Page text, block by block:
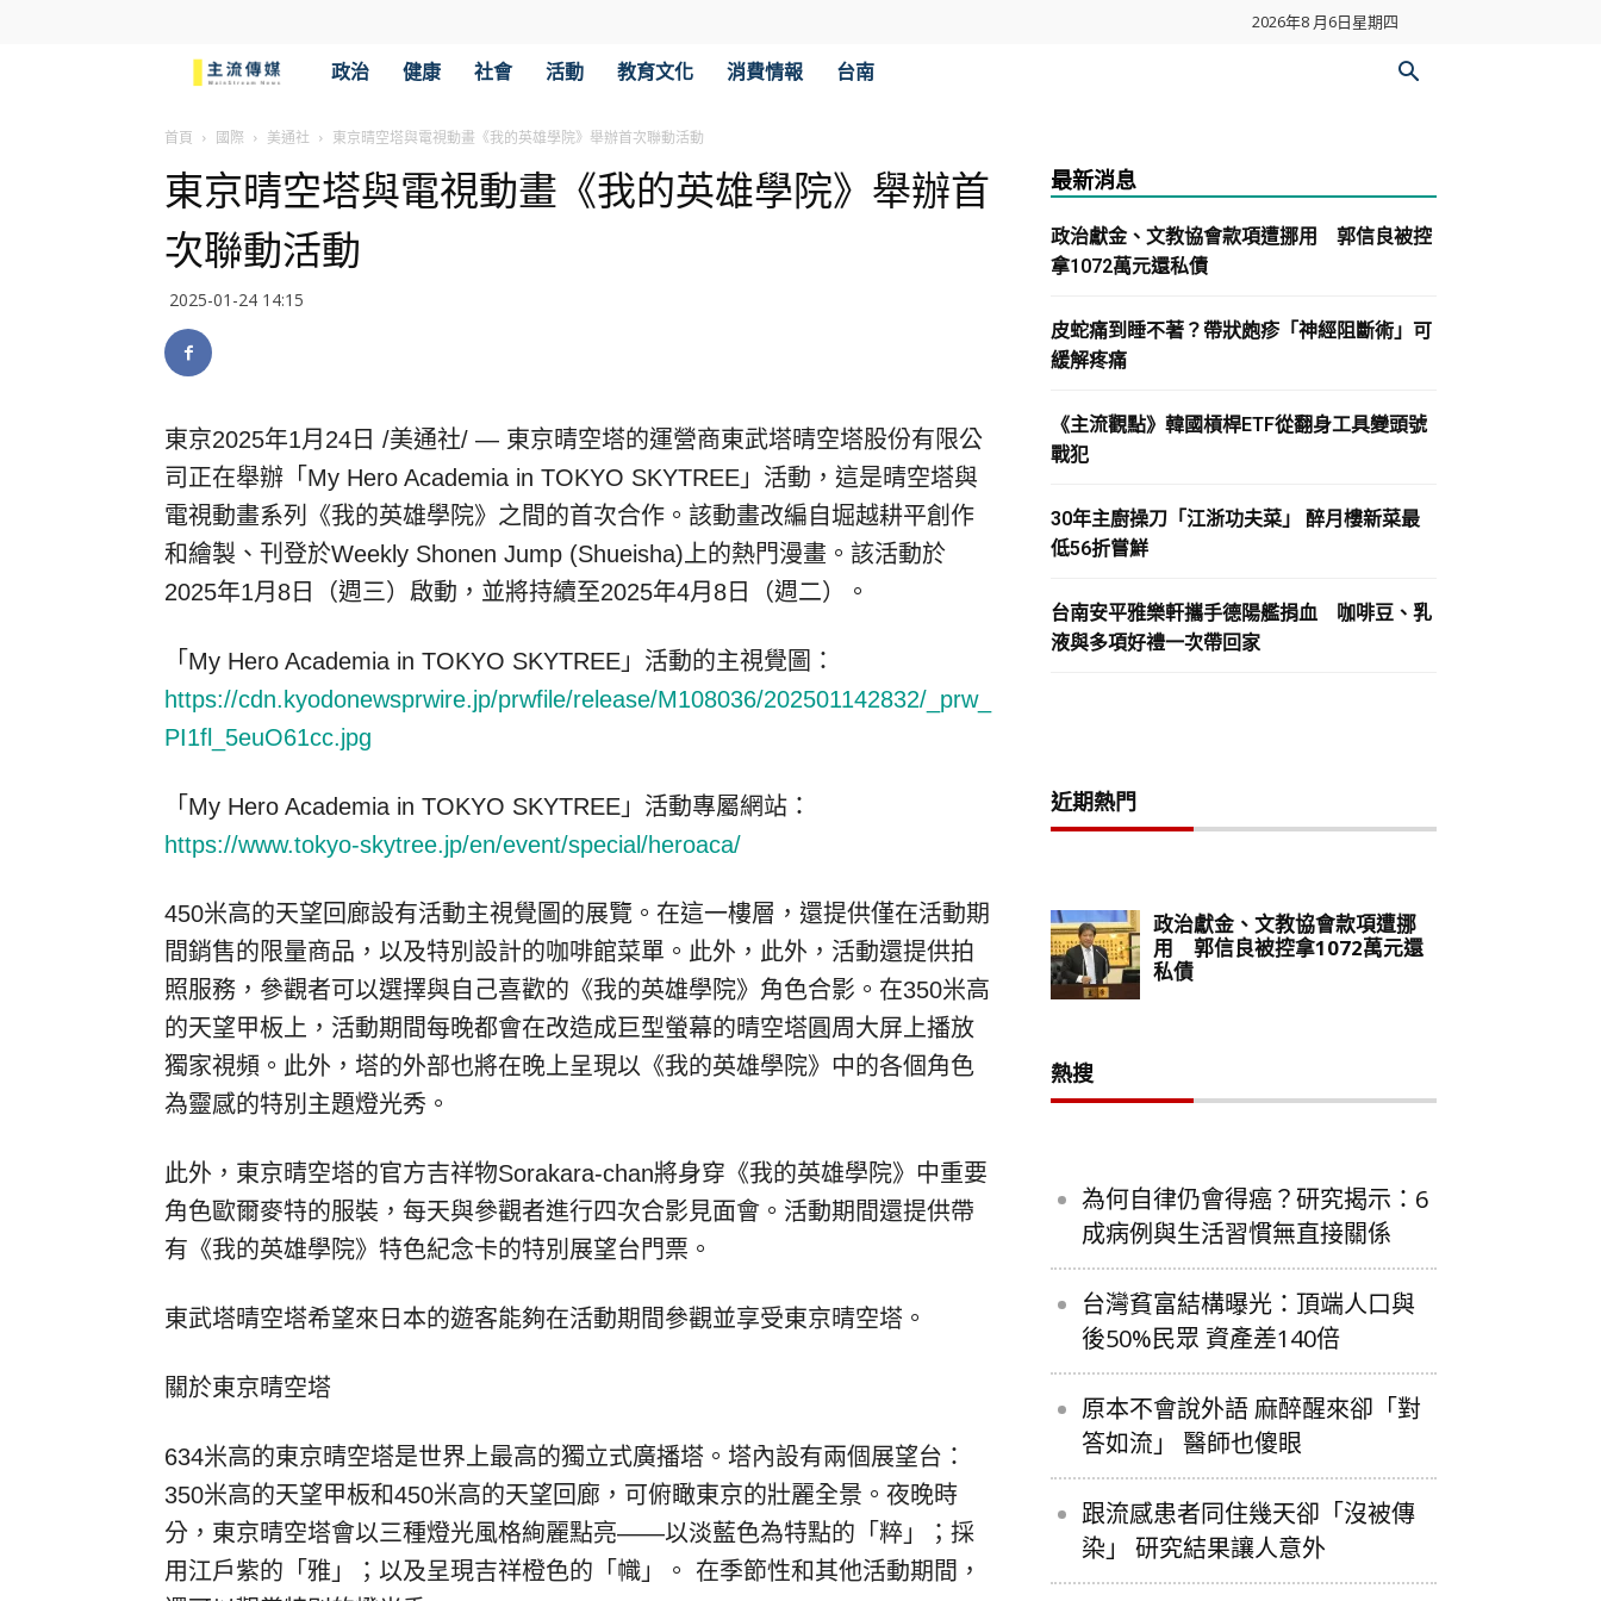
2026年8 月6日星期四
傳
媒
政治 健康 社會 活動 教育文化 消費情報 台南
首頁 國際 美通社 東京晴空塔與電視動畫《我的英雄學院》舉辦首次聯動活動
東京晴空塔與電視動畫《我的英雄學院》舉辦首
次聯動活動
2025-01-24 14:15
東京2025年1月24日 /美通社/ — 東京晴空塔的運營商東武塔晴空塔股份有限公
司正在舉辦「My Hero Academia in TOKYO SKYTREE」活動，這是晴空塔與
電視動畫系列《我的英雄學院》之間的首次合作。該動畫改編自堀越耕平創作
和繪製、刊登於Weekly Shonen Jump (Shueisha)上的熱門漫畫。該活動於
2025年1月8日（週三）啟動，並將持續至2025年4月8日（週二）。
「My Hero Academia in TOKYO SKYTREE」活動的主視覺圖：
https://cdn.kyodonewsprwire.jp/prwfile/release/M108036/202501142832/_prw_
PI1fl_5euO61cc.jpg
「My Hero Academia in TOKYO SKYTREE」活動專屬網站：
https://www.tokyo-skytree.jp/en/event/special/heroaca/
450米高的天望回廊設有活動主視覺圖的展覽。在這一樓層，還提供僅在活動期
間銷售的限量商品，以及特別設計的咖啡館菜單。此外，此外，活動還提供拍
照服務，參觀者可以選擇與自己喜歡的《我的英雄學院》角色合影。在350米高
的天望甲板上，活動期間每晚都會在改造成巨型螢幕的晴空塔圓周大屏上播放
獨家視頻。此外，塔的外部也將在晚上呈現以《我的英雄學院》中的各個角色
為靈感的特別主題燈光秀。
此外，東京晴空塔的官方吉祥物Sorakara-chan將身穿《我的英雄學院》中重要
角色歐爾麥特的服裝，每天與參觀者進行四次合影見面會。活動期間還提供帶
有《我的英雄學院》特色紀念卡的特別展望台門票。
東武塔晴空塔希望來日本的遊客能夠在活動期間參觀並享受東京晴空塔。
關於東京晴空塔
634米高的東京晴空塔是世界上最高的獨立式廣播塔。塔內設有兩個展望台：
350米高的天望甲板和450米高的天望回廊，可俯瞰東京的壯麗全景。夜晚時
分，東京晴空塔會以三種燈光風格絢麗點亮——以淡藍色為特點的「粹」；採
用江戶紫的「雅」；以及呈現吉祥橙色的「幟」。 在季節性和其他活動期間，
最新消息
政治獻金、文教協會款項遭挪用 郭信良被控
拿1072萬元還私債
皮蛇痛到睡不著？帶狀皰疹「神經阻斷術」可
緩解疼痛
《主流觀點》韓國槓桿ETF從翻身工具變頭號
戰犯
30年主廚操刀「江浙功夫菜」 醉月樓新菜最
低56折嘗鮮
台南安平雅樂軒攜手德陽艦捐血 咖啡豆、乳
液與多項好禮一次帶回家
近期熱門
熱搜
為何自律仍會得癌？研究揭示：6
成病例與生活習慣無直接關係
台灣貧富結構曝光：頂端人口與
後50%民眾 資產差140倍
原本不會說外語 麻醉醒來卻「對
答如流」 醫師也傻眼
跟流感患者同住幾天卻「沒被傳
染」 研究結果讓人意外